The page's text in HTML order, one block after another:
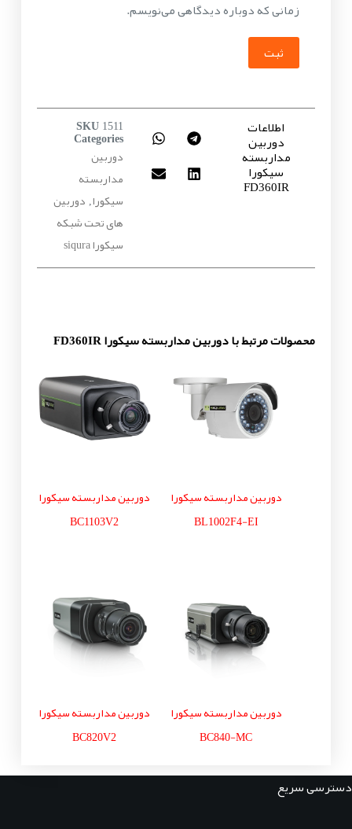
زمانی که دوباره دیدگاهی می‌نویسم.
ثبت
اطلاعات
دوربین
مداربسته
سیکورا
FD360IR
SKU 1511
Categories
دوربین
مداربسته
سیکورا, دوربین
های تحت شبکه
سیکورا siqura
محصولات مرتبط با دوربین مداربسته سیکورا FD360IR
دوربین مداربسته سیکورا
BL1002F4-EI
دوربین مداربسته سیکورا
BC1103V2
دوربین مداربسته سیکورا
BC840-MC
دوربین مداربسته سیکورا
BC820V2
دسترسی سریع